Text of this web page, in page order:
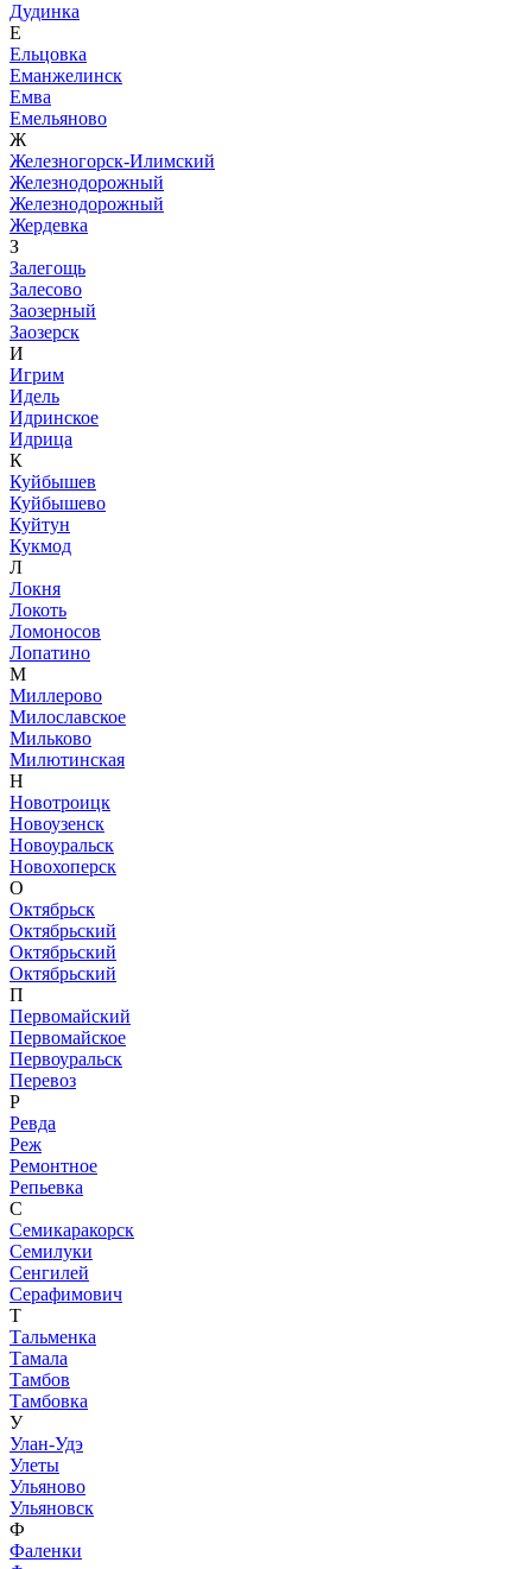
Дудинка
Е
Ельцовка
Еманжелинск
Емва
Емельяново
Ж
Железногорск-Илимский
Железнодорожный
Железнодорожный
Жердевка
З
Залегощь
Залесово
Заозерный
Заозерск
И
Игрим
Идель
Идринское
Идрица
К
Куйбышев
Куйбышево
Куйтун
Кукмод
Л
Локня
Локоть
Ломоносов
Лопатино
М
Миллерово
Милославское
Мильково
Милютинская
Н
Новотроицк
Новоузенск
Новоуральск
Новохоперск
О
Октябрьск
Октябрьский
Октябрьский
Октябрьский
П
Первомайский
Первомайское
Первоуральск
Перевоз
Р
Ревда
Реж
Ремонтное
Репьевка
С
Семикаракорск
Семилуки
Сенгилей
Серафимович
Т
Тальменка
Тамала
Тамбов
Тамбовка
У
Улан-Удэ
Улеты
Ульяново
Ульяновск
Ф
Фаленки